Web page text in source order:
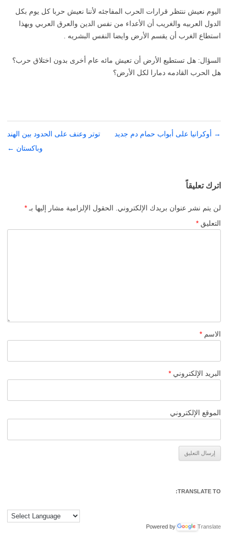
اليوم نعيش ننتظر قرارات الحرب المفاجئه لأننا نعيش حربا كل يوم بكل
الدول العربيه والغريب أن الأعداء من نفس الدين والعرق العربي وبهذا
استطاع الغرب أن يقسم الأرض وايضا النفس البشريه .
السؤال: هل تستطيع الأرض أن تعيش مائه عام أخرى بدون اختلاق حرب؟
هل الحرب القادمه دمارا لكل الأرض؟
تصفّح
→ أوكرانيا على أبواب حمام دم جديد
توتر وعنف على الحدود بين الهند
وباكستان ←
اترك تعليقاً
لن يتم نشر عنوان بريدك الإلكتروني. الحقول الإلزامية مشار إليها بـ *
التعليق *
الاسم *
البريد الإلكتروني *
الموقع الإلكتروني
TRANSLATE TO:
Powered by Translate